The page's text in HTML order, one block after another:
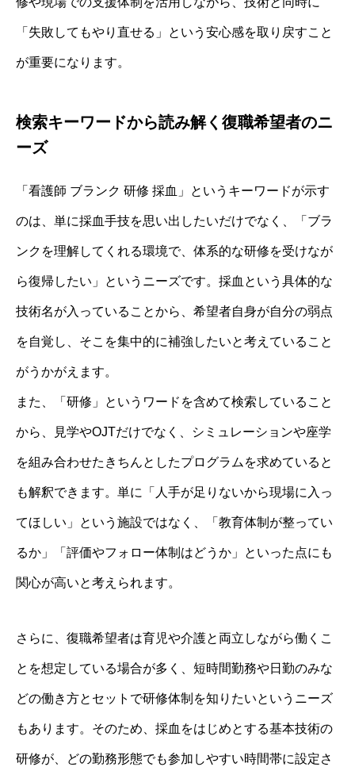
「失敗してもやり直せる」という安心感を取り戻すこと
が重要になります。
検索キーワードから読み解く復職希望者のニ
ーズ
「看護師 ブランク 研修 採血」というキーワードが示す
のは、単に採血手技を思い出したいだけでなく、「ブラ
ンクを理解してくれる環境で、体系的な研修を受けなが
ら復帰したい」というニーズです。採血という具体的な
技術名が入っていることから、希望者自身が自分の弱点
を自覚し、そこを集中的に補強したいと考えていること
がうかがえます。
また、「研修」というワードを含めて検索していること
から、見学やOJTだけでなく、シミュレーションや座学
を組み合わせたきちんとしたプログラムを求めていると
も解釈できます。単に「人手が足りないから現場に入っ
てほしい」という施設ではなく、「教育体制が整ってい
るか」「評価やフォロー体制はどうか」といった点にも
関心が高いと考えられます。
さらに、復職希望者は育児や介護と両立しながら働くこ
とを想定している場合が多く、短時間勤務や日勤のみな
どの働き方とセットで研修体制を知りたいというニーズ
もあります。そのため、採血をはじめとする基本技術の
研修が、どの勤務形態でも参加しやすい時間帯に設定さ